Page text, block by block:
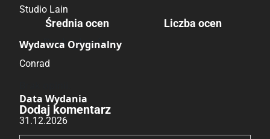
Studio Lain
Wydawca Oryginalny
Conrad
Data Wydania
31.12.2026
Średnia ocen
Brak głosów
Liczba ocen
Dodaj komentarz